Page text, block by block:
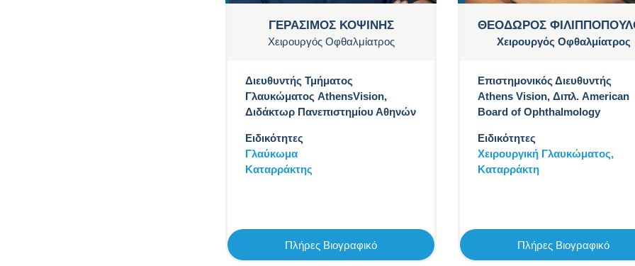
ΓΕΡΑΣΙΜΟΣ ΚΟΨΙΝΗΣ
Χειρουργός Οφθαλμίατρος
Διευθυντής Τμήματος
Γλαυκώματος AthensVision,
Διδάκτωρ Πανεπιστημίου Αθηνών
Ειδικότητες
Γλαύκωμα
Καταρράκτης
Πλήρες Βιογραφικό
ΘΕΟΔΩΡΟΣ
Χειρουργός Οφθαλμίατρος
Επιστημονικός Διευθυντής
Athens Vision, Διπλ. American
Board of Ophthalmology
Ειδικότητες
Χειρουργική Γλαυκώματος,
Καταρράκτη
Πλήρες Βιογραφικό